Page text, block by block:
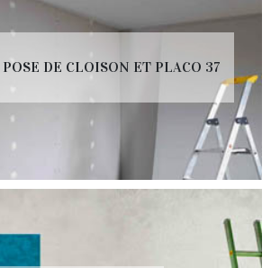
DE CLOISON ET PLACO 37